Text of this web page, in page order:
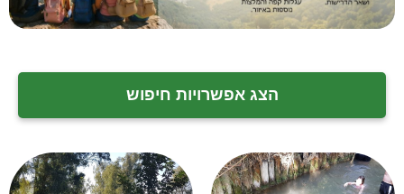
הצג אפשרויות חיפוש